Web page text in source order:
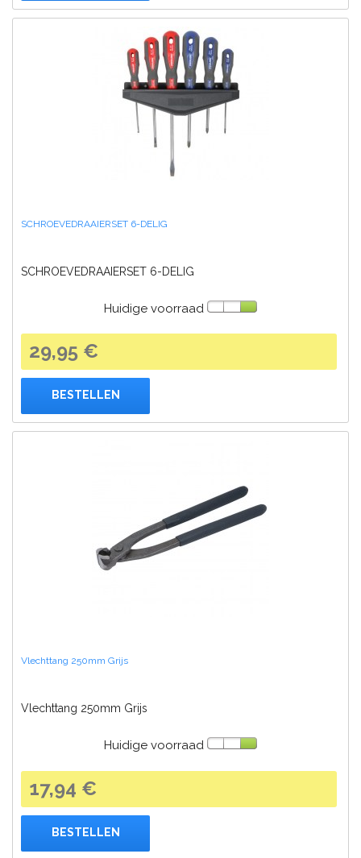
SCHROEVEDRAAIERSET 6-DELIG
SCHROEVEDRAAIERSET 6-DELIG
Huidige voorraad
29,95 €
BESTELLEN
Vlechttang 250mm Grijs
Vlechttang 250mm Grijs
Huidige voorraad
17,94 €
BESTELLEN